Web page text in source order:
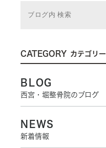
CATEGORY カテゴリー
BLOG
西宮・堀整骨院のブログ
NEWS
新着情報